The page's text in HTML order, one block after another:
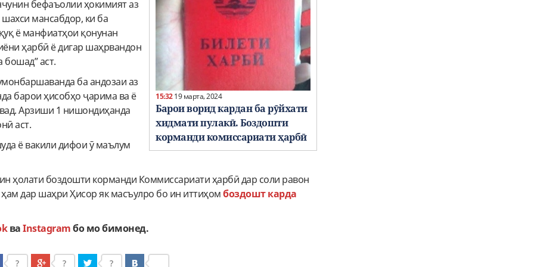
15:3219 марта, 2024
Барои ворид кардан ба рӯйхати
хидмати пулакӣ. Боздошти
корманди комиссариати ҳарбӣ
бефаъолии ҳокимият аз
мансабдор, ки ба
ё манфиатҳои қонунан
ҳарбӣ ё дигар шаҳрвандон
бошад” аст.
ба андозаи аз
барои ҳисобҳо ҷарима ва ё
Арзиши 1 нишондиҳанда
аст.
ё вакили дифои ӯ маълум
ҳолати боздошти корманди Коммиссариати ҳарбӣ дар соли равон
дар шаҳри Ҳисор як масъулро бо ин иттиҳомбоздошт карда
ваInstagramбо мо бимонед.
? ? ?